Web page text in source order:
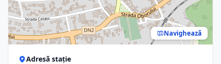
Navighează
Adresă stație